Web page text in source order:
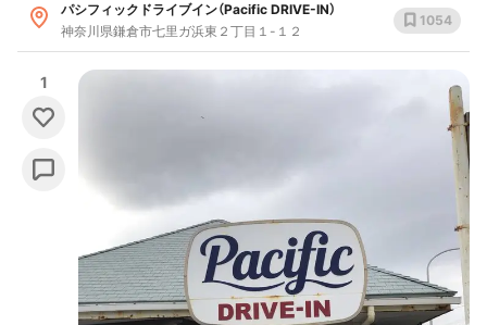
パシフィックドライブイン（Pacific DRIVE-IN）
神奈川県鎌倉市七里ガ浜東２丁目１-１２
1054
1